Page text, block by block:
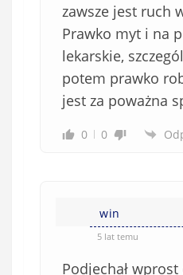
zawsze jest ruch
Prawko myt i na
lekarskie,
potem prawko
jest za poważna
0 0
win
5 lat temu
Podjechał